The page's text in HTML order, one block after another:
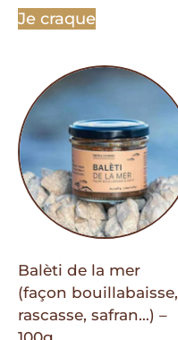
Je craque
Balèti de la mer
(façon bouillabaisse,
rascasse, safran…) –